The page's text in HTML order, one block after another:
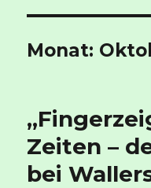
Monat:
Zeiten –
bei